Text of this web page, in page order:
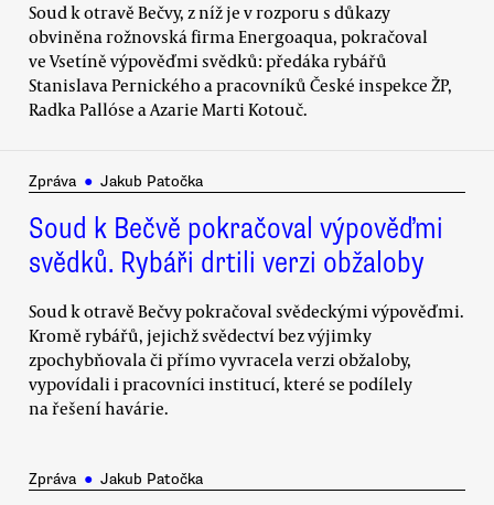
Soud k otravě Bečvy, z níž je v rozporu s důkazy
obviněna rožnovská firma Energoaqua, pokračoval
ve Vsetíně výpověďmi svědků: předáka rybářů
Stanislava Pernického a pracovníků České inspekce ŽP,
Radka Pallóse a Azarie Marti Kotouč.
Zpráva ● Jakub Patočka
Soud k Bečvě pokračoval výpověďmi
svědků. Rybáři drtili verzi obžaloby
Soud k otravě Bečvy pokračoval svědeckými výpověďmi.
Kromě rybářů, jejichž svědectví bez výjimky
zpochybňovala či přímo vyvracela verzi obžaloby,
vypovídali i pracovníci institucí, které se podílely
na řešení havárie.
Zpráva ● Jakub Patočka